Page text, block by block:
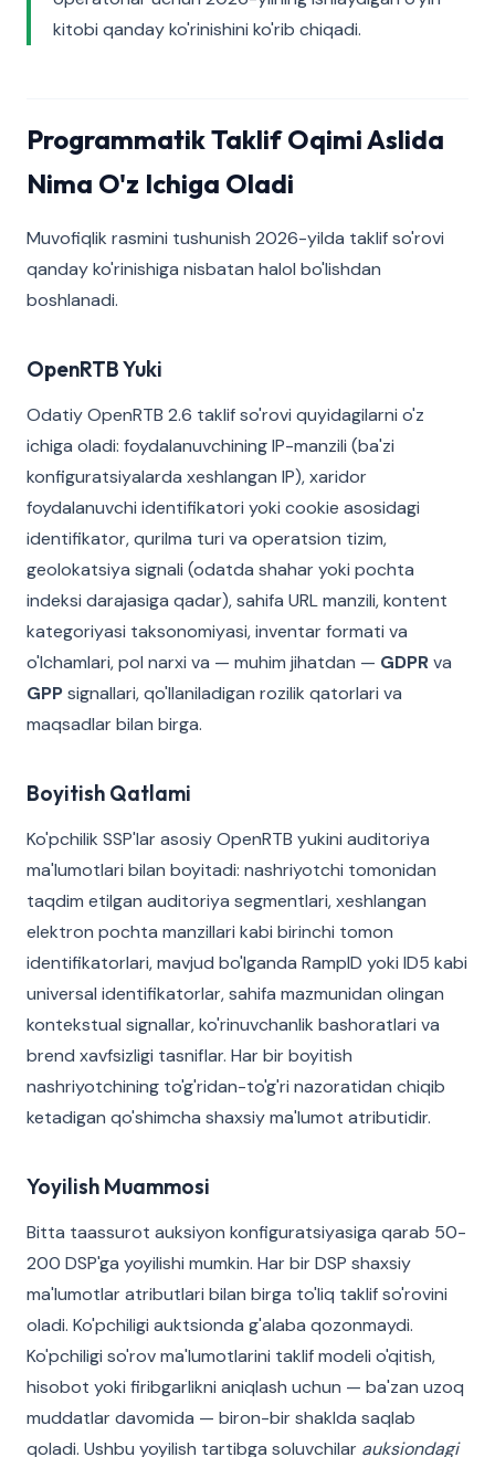
kitobi qanday ko'rinishini ko'rib chiqadi.
Programmatik Taklif Oqimi Aslida
Nima O'z Ichiga Oladi
Muvofiqlik rasmini tushunish 2026-yilda taklif so'rovi
qanday ko'rinishiga nisbatan halol bo'lishdan
boshlanadi.
OpenRTB Yuki
Odatiy OpenRTB 2.6 taklif so'rovi quyidagilarni o'z
ichiga oladi: foydalanuvchining IP-manzili (ba'zi
konfiguratsiyalarda xeshlangan IP), xaridor
foydalanuvchi identifikatori yoki cookie asosidagi
identifikator, qurilma turi va operatsion tizim,
geolokatsiya signali (odatda shahar yoki pochta
indeksi darajasiga qadar), sahifa URL manzili, kontent
kategoriyasi taksonomiyasi, inventar formati va
o'lchamlari, pol narxi va — muhim jihatdan — GDPRva
GPPsignallari, qo'llaniladigan rozilik qatorlari va
maqsadlar bilan birga.
Boyitish Qatlami
Ko'pchilik SSP'lar asosiy OpenRTB yukini auditoriya
ma'lumotlari bilan boyitadi: nashriyotchi tomonidan
taqdim etilgan auditoriya segmentlari, xeshlangan
elektron pochta manzillari kabi birinchi tomon
identifikatorlari, mavjud bo'lganda RampID yoki ID5 kabi
universal identifikatorlar, sahifa mazmunidan olingan
kontekstual signallar, ko'rinuvchanlik bashoratlari va
brend xavfsizligi tasniflar. Har bir boyitish
nashriyotchining to'g'ridan-to'g'ri nazoratidan chiqib
ketadigan qo'shimcha shaxsiy ma'lumot atributidir.
Yoyilish Muammosi
Bitta taassurot auksiyon konfiguratsiyasiga qarab 50-
200 DSP'ga yoyilishi mumkin. Har bir DSP shaxsiy
ma'lumotlar atributlari bilan birga to'liq taklif so'rovini
oladi. Ko'pchiligi auktsionda g'alaba qozonmaydi.
Ko'pchiligi so'rov ma'lumotlarini taklif modeli o'qitish,
hisobot yoki firibgarlikni aniqlash uchun — ba'zan uzoq
muddatlar davomida — biron-bir shaklda saqlab
qoladi. Ushbu yoyilish tartibga soluvchilar auksiondagi